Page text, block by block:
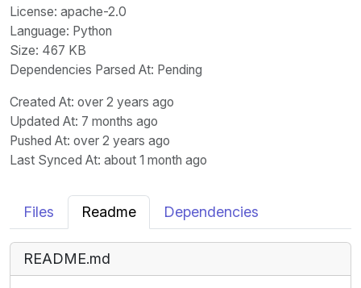
License: apache-2.0
Language: Python
Size: 467 KB
Dependencies Parsed At: Pending
Created At: over 2 years ago
Updated At: 7 months ago
Pushed At: over 2 years ago
Last Synced At: about 1 month ago
Files Readme Dependencies
README.md